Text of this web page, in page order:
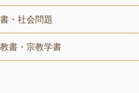
・社会問題
書・宗教学書